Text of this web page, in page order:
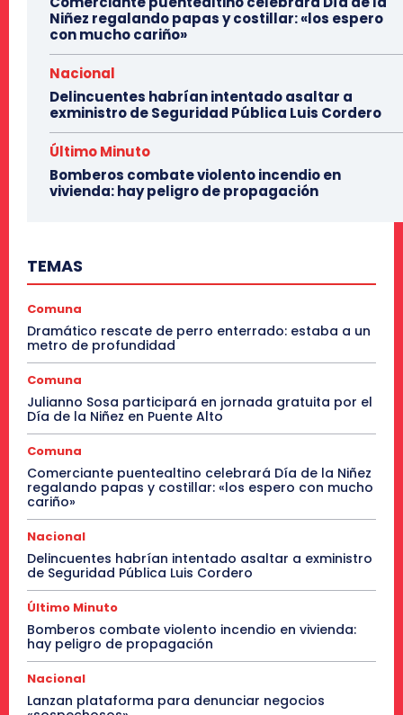
Niñez regalando papas y costillar: «los espero
con mucho cariño»
Nacional
Delincuentes habrían intentado asaltar a
exministro de Seguridad Pública Luis Cordero
Último Minuto
Bomberos combate violento incendio en
vivienda: hay peligro de propagación
TEMAS
Comuna
Dramático rescate de perro enterrado: estaba a un
metro de profundidad
Comuna
Julianno Sosa participará en jornada gratuita por el
Día de la Niñez en Puente Alto
Comuna
Comerciante puentealtino celebrará Día de la Niñez
regalando papas y costillar: «los espero con mucho
cariño»
Nacional
Delincuentes habrían intentado asaltar a exministro
de Seguridad Pública Luis Cordero
Último Minuto
Bomberos combate violento incendio en vivienda:
hay peligro de propagación
Nacional
Lanzan plataforma para denunciar negocios